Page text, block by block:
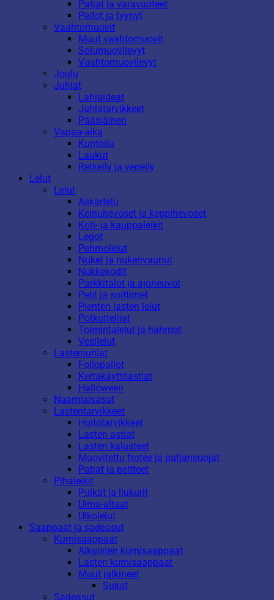
Patjat ja varavuoteet
Peitot ja tyynyt
Vaahtomuovit
Muut vaahtomuovit
Solumuovilevyt
Vaahtomuovilevyt
Joulu
Juhlat
Lahjaideat
Juhlatarvikkeet
Pääsiäinen
Vapaa-aika
Kuntoilu
Laukut
Retkeily ja veneily
Lelut
Lelut
Askartelu
Keinuhevoset ja keppihevoset
Koti- ja kauppaleikit
Legot
Pehmolelut
Nuket ja nukenvaunut
Nukkekodit
Parkkitalot ja ajoneuvot
Pelit ja soittimet
Pienten lasten lelut
Potkuttelijat
Toimintalelut ja hahmot
Vesilelut
Lastenjuhlat
Foliopallot
Kertakäyttöastiat
Halloween
Naamiaisasut
Lastentarvikkeet
Hoitotarvikkeet
Lasten astiat
Lasten kalusteet
Muovitettu frotee ja patjansuojat
Patjat ja peitteet
Pihaleikit
Pulkat ja liukurit
Uima-altaat
Ulkolelut
Saappaat ja sadeasut
Kumisaappaat
Aikuisten kumisaappaat
Lasten kumisaappaat
Muut jalkineet
Sukat
Sadeasut